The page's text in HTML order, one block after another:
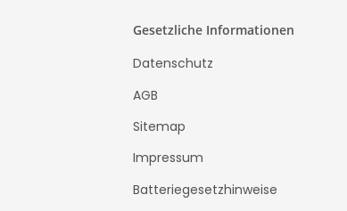
Gesetzliche Informationen
Datenschutz
AGB
Sitemap
Impressum
Batteriegesetzhinweise